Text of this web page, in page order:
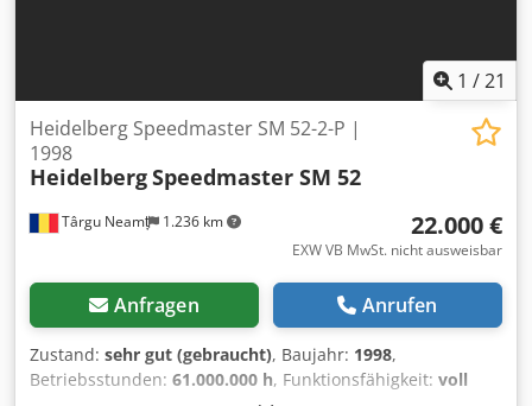
1 /21
Târgu Neamț 1.236 km
Heidelberg Speedmaster SM 52-2-P |
1998
HeidelbergSpeedmaster SM 52
22.000 €
EXW VB MwSt. nicht ausweisbar
Anfragen Anrufen
Zustand: sehr gut (gebraucht), Baujahr: 1998,
Betriebsstunden: 61.000.000 h, Funktionsfähigkeit: voll